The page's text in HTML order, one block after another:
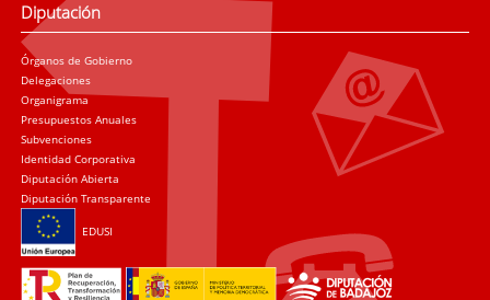
Diputación
Órganos de Gobierno
Delegaciones
Organigrama
Presupuestos Anuales
Subvenciones
Identidad Corporativa
Diputación Abierta
Diputación Transparente
EDUSI